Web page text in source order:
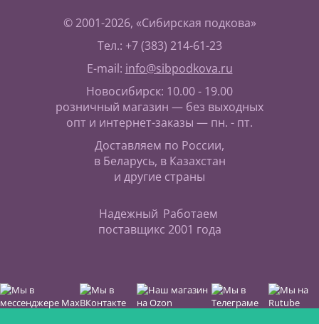
© 2001-2026, «Сибирская подкова»
Тел.: +7 (383) 214-61-23
E-mail: info@sibpodkova.ru
Новосибирск: 10.00 - 19.00
розничный магазин — без выходных
опт и интернет-заказы — пн. - пт.
Доставляем по России,
в Беларусь, в Казахстан
и другие страны
Надежный
поставщик
Работаем
с 2001 года